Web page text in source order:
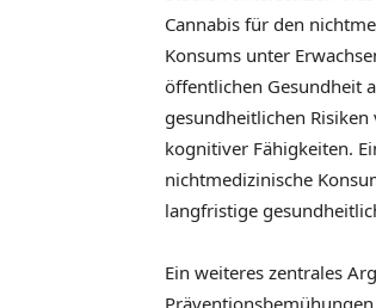
Cannabis für den
Konsums unter
öffentlichen Gesundheit
gesundheitlichen
kognitiver Fähigkeiten.
nichtmedizinische
langfristige
Ein weiteres zentrales